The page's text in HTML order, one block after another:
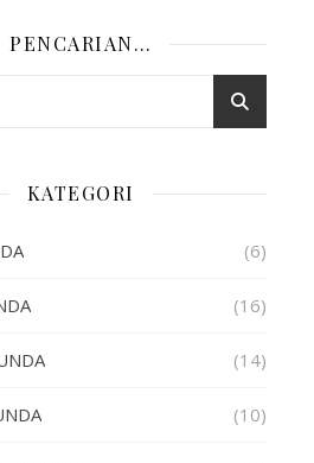
PENCARIAN…
KATEGORI
(6)
(16)
(14)
(10)